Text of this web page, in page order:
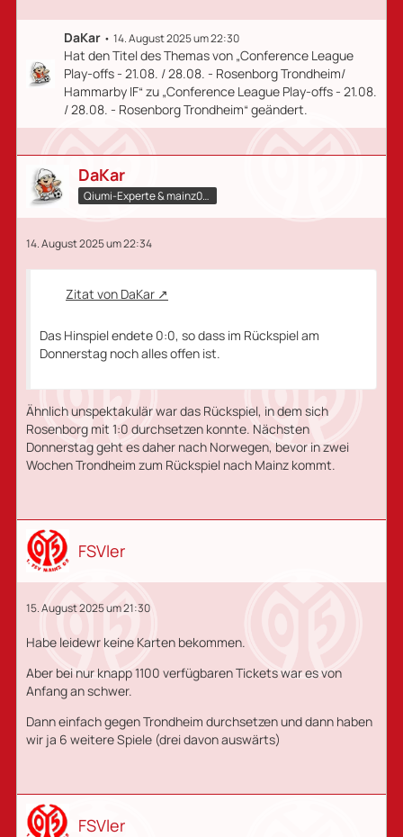
DaKar 14. August 2025 um 22:30
Hat den Titel des Themas von „Conference League
Play-offs - 21.08. / 28.08. - Rosenborg Trondheim/
Hammarby IF“ zu „Conference League Play-offs - 21.08.
/ 28.08. - Rosenborg Trondheim“ geändert.
DaKar
Qiumi-Experte​ & mainz05.qiumi.de
14. August 2025 um 22:34
Zitat von DaKar
Das Hinspiel endete 0:0, so dass im Rückspiel am
Donnerstag noch alles offen ist.
Ähnlich unspektakulär war das Rückspiel, in dem sich
Rosenborg mit 1:0 durchsetzen konnte. Nächsten
Donnerstag geht es daher nach Norwegen, bevor in zwei
Wochen Trondheim zum Rückspiel nach Mainz kommt.
FSVler
15. August 2025 um 21:30
Habe leidewr keine Karten bekommen.
Aber bei nur knapp 1100 verfügbaren Tickets war es von
Anfang an schwer.
Dann einfach gegen Trondheim durchsetzen und dann haben
wir ja 6 weitere Spiele (drei davon auswärts)
FSVler